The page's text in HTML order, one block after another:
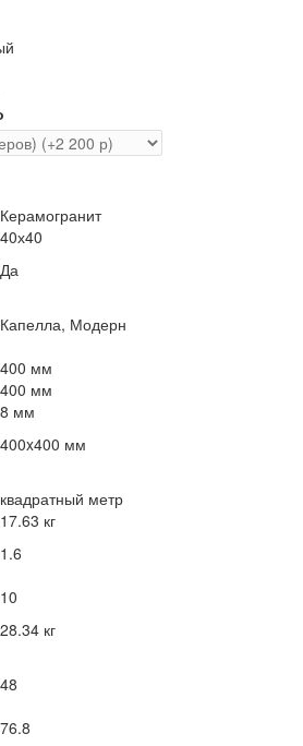
Керамогранит
40х40
Да
Капелла, Модерн
400 мм
400 мм
8 мм
400x400 мм
квадратный метр
17.63 кг
1.6
10
28.34 кг
48
76.8